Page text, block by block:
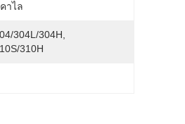
าไล
304L/304H,
310H